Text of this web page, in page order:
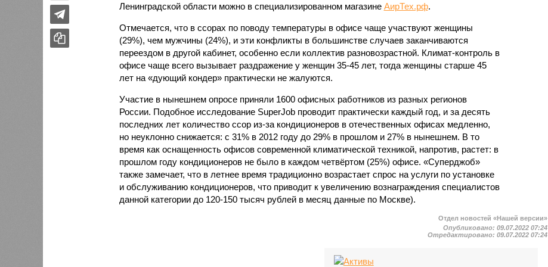
Ленинградской области можно в специализированном магазине АирТех.рф.
Отмечается, что в ссорах по поводу температуры в офисе чаще участвуют женщины
(29%), чем мужчины (24%), и эти конфликты в большинстве случаев заканчиваются
переездом в другой кабинет, особенно если коллектив разновозрастной. Климат-контроль в
офисе чаще всего вызывает раздражение у женщин 35-45 лет, тогда женщины старше 45
лет на «дующий кондер» практически не жалуются.
Участие в нынешнем опросе приняли 1600 офисных работников из разных регионов
России. Подобное исследование SuperJob проводит практически каждый год, и за десять
последних лет количество ссор из-за кондиционеров в отечественных офисах медленно,
но неуклонно снижается: с 31% в 2012 году до 29% в прошлом и 27% в нынешнем. В то
время как оснащенность офисов современной климатической техникой, напротив, растет: в
прошлом году кондиционеров не было в каждом четвёртом (25%) офисе. «Суперджоб»
также замечает, что в летнее время традиционно возрастает спрос на услуги по установке
и обслуживанию кондиционеров, что приводит к увеличению вознаграждения специалистов
данной категории до 120-150 тысяч рублей в месяц данные по Москве).
Отдел новостей «Нашей версии»
Опубликовано:09.07.2022 07:24
Отредактировано:09.07.2022 07:24